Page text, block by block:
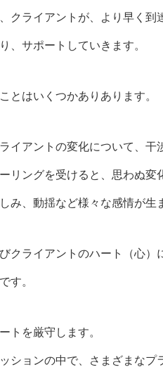
クライアントが、より早く到
、サポートしていきます。
とはいくつかありあります。
イアントの変化について、干
リングを受けると、思わぬ変
み、動揺など様々な感情が生
クライアントのハート（心）
す。
トを厳守します。
ションの中で、さまざまなプ